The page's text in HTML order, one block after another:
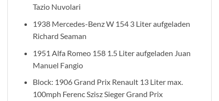
Tazio Nuvolari
1938 Mercedes-Benz W 154 3 Liter aufgeladen
Richard Seaman
1951 Alfa Romeo 158 1.5 Liter aufgeladen Juan
Manuel Fangio
Block: 1906 Grand Prix Renault 13 Liter max.
100mph Ferenc Szisz Sieger Grand Prix